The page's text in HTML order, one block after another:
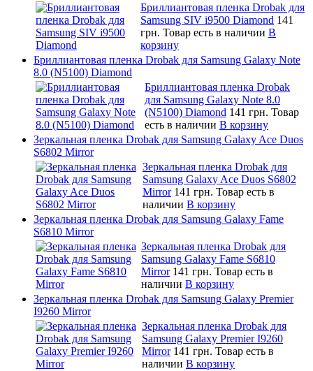
Бриллиантовая пленка Drobak для
Samsung SIV i9500 Diamond 141
грн. Товар есть в наличии В
корзину
Бриллиантовая пленка Drobak для Samsung Galaxy Note
8.0 (N5100) Diamond
Бриллиантовая пленка Drobak
для Samsung Galaxy Note 8.0
(N5100) Diamond 141 грн. Товар
есть в наличии В корзину
Зеркальная пленка Drobak для Samsung Galaxy Ace Duos
S6802 Mirror
Зеркальная пленка Drobak для
Samsung Galaxy Ace Duos S6802
Mirror 141 грн. Товар есть в
наличии В корзину
Зеркальная пленка Drobak для Samsung Galaxy Fame
S6810 Mirror
Зеркальная пленка Drobak для
Samsung Galaxy Fame S6810
Mirror 141 грн. Товар есть в
наличии В корзину
Зеркальная пленка Drobak для Samsung Galaxy Premier
I9260 Mirror
Зеркальная пленка Drobak для
Samsung Galaxy Premier I9260
Mirror 141 грн. Товар есть в
наличии В корзину